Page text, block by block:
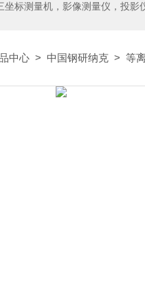
投影仪，工具显微镜，粗糙度仪、轮廓仪，圆度圆柱度仪，齿轮啮合仪，齿轮检测
中心 > 中国钢研纳克 > 等